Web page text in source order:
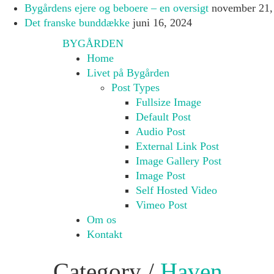
Bygårdens ejere og beboere – en oversigt november
Det franske bunddække juni 16, 2024
BYGÅRDEN
Home
Livet på Bygården
Post Types
Fullsize Image
Default Post
Audio Post
External Link Post
Image Gallery Post
Image Post
Self Hosted Video
Vimeo Post
Om os
Kontakt